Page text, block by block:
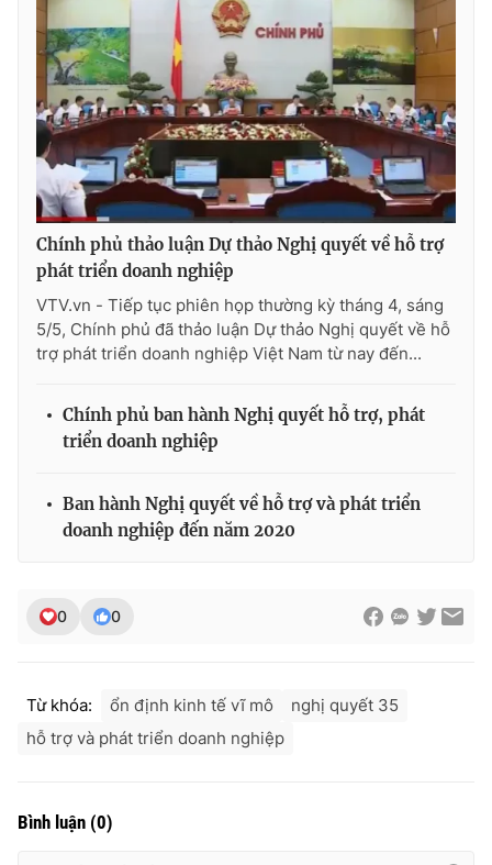
THỜI BÁO VTV
Theo dõi báo trên
Cơ quan chủ quản:Đài Truyền hình Việt Nam
Cơ quan báo chí: Thời báo VTV
Giấy phép hoạt động báo in và báo điện tử số 483/GP-BTTTT
cấp ngày 29/12/2023
Phó Tổng Biên tập:Nguyễn Thị Mỹ Hạnh, Phạm Quốc Thắng,
Nguyễn Trọng Ninh
Ðiện thoại Thời báo VTV:024.66 897 897
Email:toasoan@vtv.vn
Chính phủ thảo luận Dự thảo Nghị quyết về hỗ trợ
phát triển doanh nghiệp
VTV.vn - Tiếp tục phiên họp thường kỳ tháng 4, sáng
5/5, Chính phủ đã thảo luận Dự thảo Nghị quyết về hỗ
trợ phát triển doanh nghiệp Việt Nam từ nay đến...
Chính phủ ban hành Nghị quyết hỗ trợ, phát
triển doanh nghiệp
Ban hành Nghị quyết về hỗ trợ và phát triển
doanh nghiệp đến năm 2020
0 0
Từ khóa: ổn định kinh tế vĩ mô
nghị quyết 35
hỗ trợ và phát triển doanh nghiệp
Bình luận (0)